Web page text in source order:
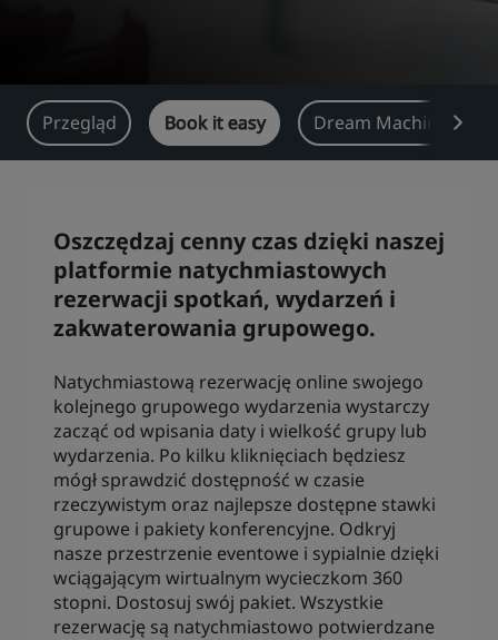
Prize by Radisson Country Inn & Suites
Marki stowarzyszone w Chinach
Jin Jiang
Kunlun Golden Tulip
Zapraszamy na nasz blog
Przegląd Book it easy Dream Machine
Oszczędzaj cenny czas dzięki naszej
platformie natychmiastowych
rezerwacji spotkań, wydarzeń i
zakwaterowania grupowego.
Natychmiastową rezerwację online swojego
kolejnego grupowego wydarzenia wystarczy
zacząć od wpisania daty i wielkość grupy lub
wydarzenia. Po kilku kliknięciach będziesz
mógł sprawdzić dostępność w czasie
rzeczywistym oraz najlepsze dostępne stawki
grupowe i pakiety konferencyjne. Odkryj
nasze przestrzenie eventowe i sypialnie dzięki
wciągającym wirtualnym wycieczkom 360
stopni. Dostosuj swój pakiet. Wszystkie
rezerwację są natychmiastowo potwierdzane